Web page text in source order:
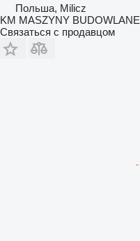
Польша, Milicz
KM MASZYNY BUDOWLANE
Связаться с продавцом